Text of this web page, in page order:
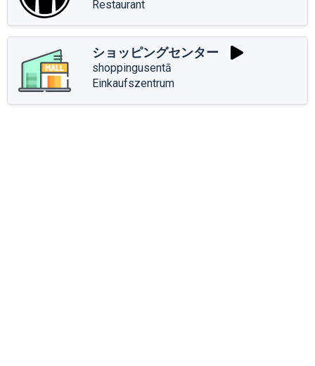
Restaurant
ショッピングセンター
shoppingusentā
Einkaufszentrum